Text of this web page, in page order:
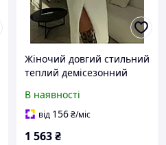
Жіночий довгий стильний
теплий демісезонний
42-46
В наявності
від 156₴/міс
1 563₴